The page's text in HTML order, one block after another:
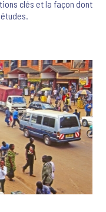
clés et la façon dont